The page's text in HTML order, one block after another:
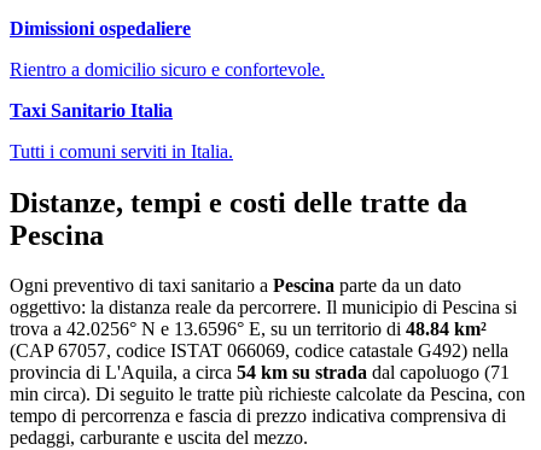
Dimissioni ospedaliere
Rientro a domicilio sicuro e confortevole.
Taxi Sanitario Italia
Tutti i comuni serviti in Italia.
Distanze, tempi e costi delle tratte da
Pescina
Ogni preventivo di taxi sanitario a Pescina parte da un dato
oggettivo: la distanza reale da percorrere. Il municipio di Pescina si
trova a 42.0256° N e 13.6596° E, su un territorio di 48.84 km²
(CAP67057, codice ISTAT 066069, codice catastale G492) nella
provincia di L'Aquila, a circa 54 km su strada dal capoluogo (71
min circa). Di seguito le tratte più richieste calcolate da Pescina, con
tempo di percorrenza e fascia di prezzo indicativa comprensiva di
pedaggi, carburante e uscita del mezzo.